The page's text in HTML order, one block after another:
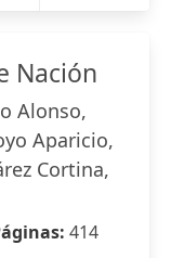
Nación
Alonso,
Aparicio,
Cortina,
414